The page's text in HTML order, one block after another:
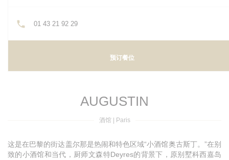
01 43 21 92 29
预订餐位
AUGUSTIN
酒馆 Paris
这是在巴黎的街达盖尔那是热闹和特色区域“小酒馆奥古斯丁。”在别
致的小酒馆和当代，厨师文森特Deyres的背景下，原别墅科西嘉岛